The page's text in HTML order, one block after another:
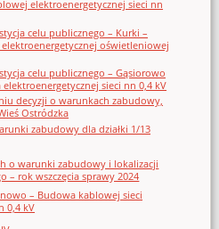
elektroenergetycznej sieci nn
celu publicznego – Kurki –
oświetleniowej
celu publicznego – Gąsiorowo
sieci nn 0,4 kV
decyzji o warunkach zabudowy,
Ostródzka
zabudowy dla działki 1/13
o warunki zabudowy i lokalizacji
– rok wszczęcia sprawy 2024
– Budowa kablowej sieci
0,4 kV